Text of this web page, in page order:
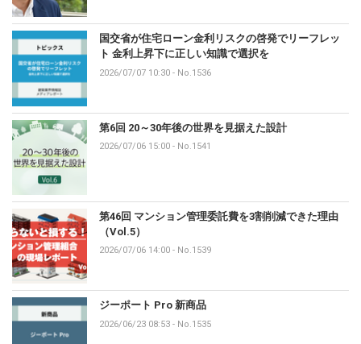
国交省が住宅ローン金利リスクの啓発でリーフレッ
ト 金利上昇下に正しい知識で選択を
2026/07/07 10:30 - No.1536
第6回 20～30年後の世界を見据えた設計
2026/07/06 15:00 - No.1541
第46回 マンション管理委託費を3割削減できた理由
（Vol.5）
2026/07/06 14:00 - No.1539
ジーポート Pro 新商品
2026/06/23 08:53 - No.1535